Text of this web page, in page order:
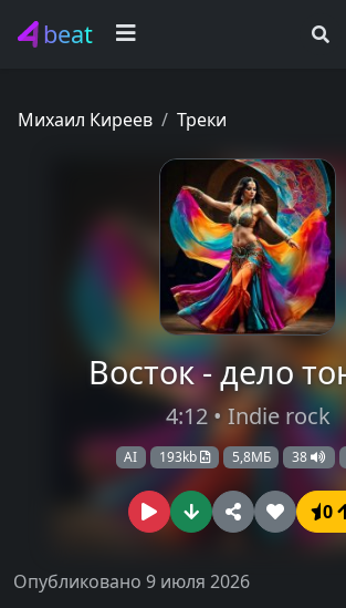
beat
Михаил Киреев Треки
Восток - дело
4:12 • Indie rock
AI 193kb 5,8МБ 38
0
Опубликовано 9 июля 2026